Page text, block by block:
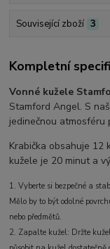
Související zboží 3
Kompletní
Vonné kužele
Stamford Angel. S
jedinečnou atmosféru
Krabička obsahuje 12
kužele je 20 minut a
1. Vyberte si bezpečné a
Mělo by to být odolné
nebo předmětů.
2. Zapalte kužel: Držte